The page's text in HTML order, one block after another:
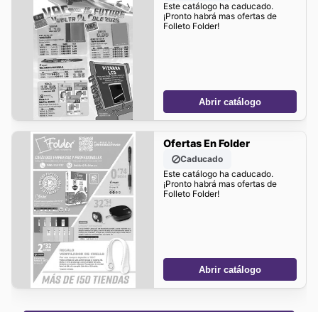
Este catálogo ha caducado.
¡Pronto habrá mas ofertas de
Folleto Folder!
Abrir catálogo
Ofertas En Folder
Caducado
Este catálogo ha caducado.
¡Pronto habrá mas ofertas de
Folleto Folder!
Abrir catálogo